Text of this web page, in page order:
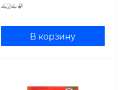
424₽
В корзину